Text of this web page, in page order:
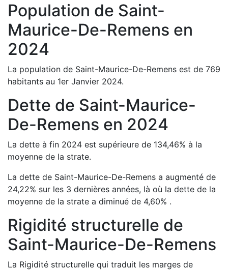
Population de Saint-
Maurice-De-Remens en
2024
La population de Saint-Maurice-De-Remens est de 769
habitants au 1er Janvier 2024.
Dette de Saint-Maurice-
De-Remens en 2024
La dette à fin 2024 est supérieure de 134,46% à la
moyenne de la strate.
La dette de Saint-Maurice-De-Remens a augmenté de
24,22% sur les 3 dernières années, là où la dette de la
moyenne de la strate a diminué de 4,60% .
Rigidité structurelle de
Saint-Maurice-De-Remens
La Rigidité structurelle qui traduit les marges de